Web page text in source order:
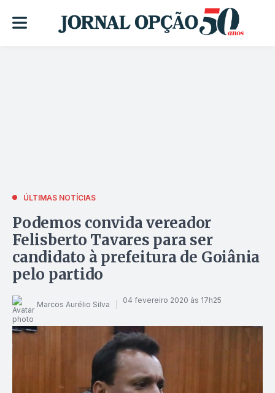
ÚLTIMAS NOTÍCIAS
Podemos convida vereador
Felisberto Tavares para ser
candidato à prefeitura de Goiânia
pelo partido
Marcos Aurélio Silva 04 fevereiro 2020 às 17h25